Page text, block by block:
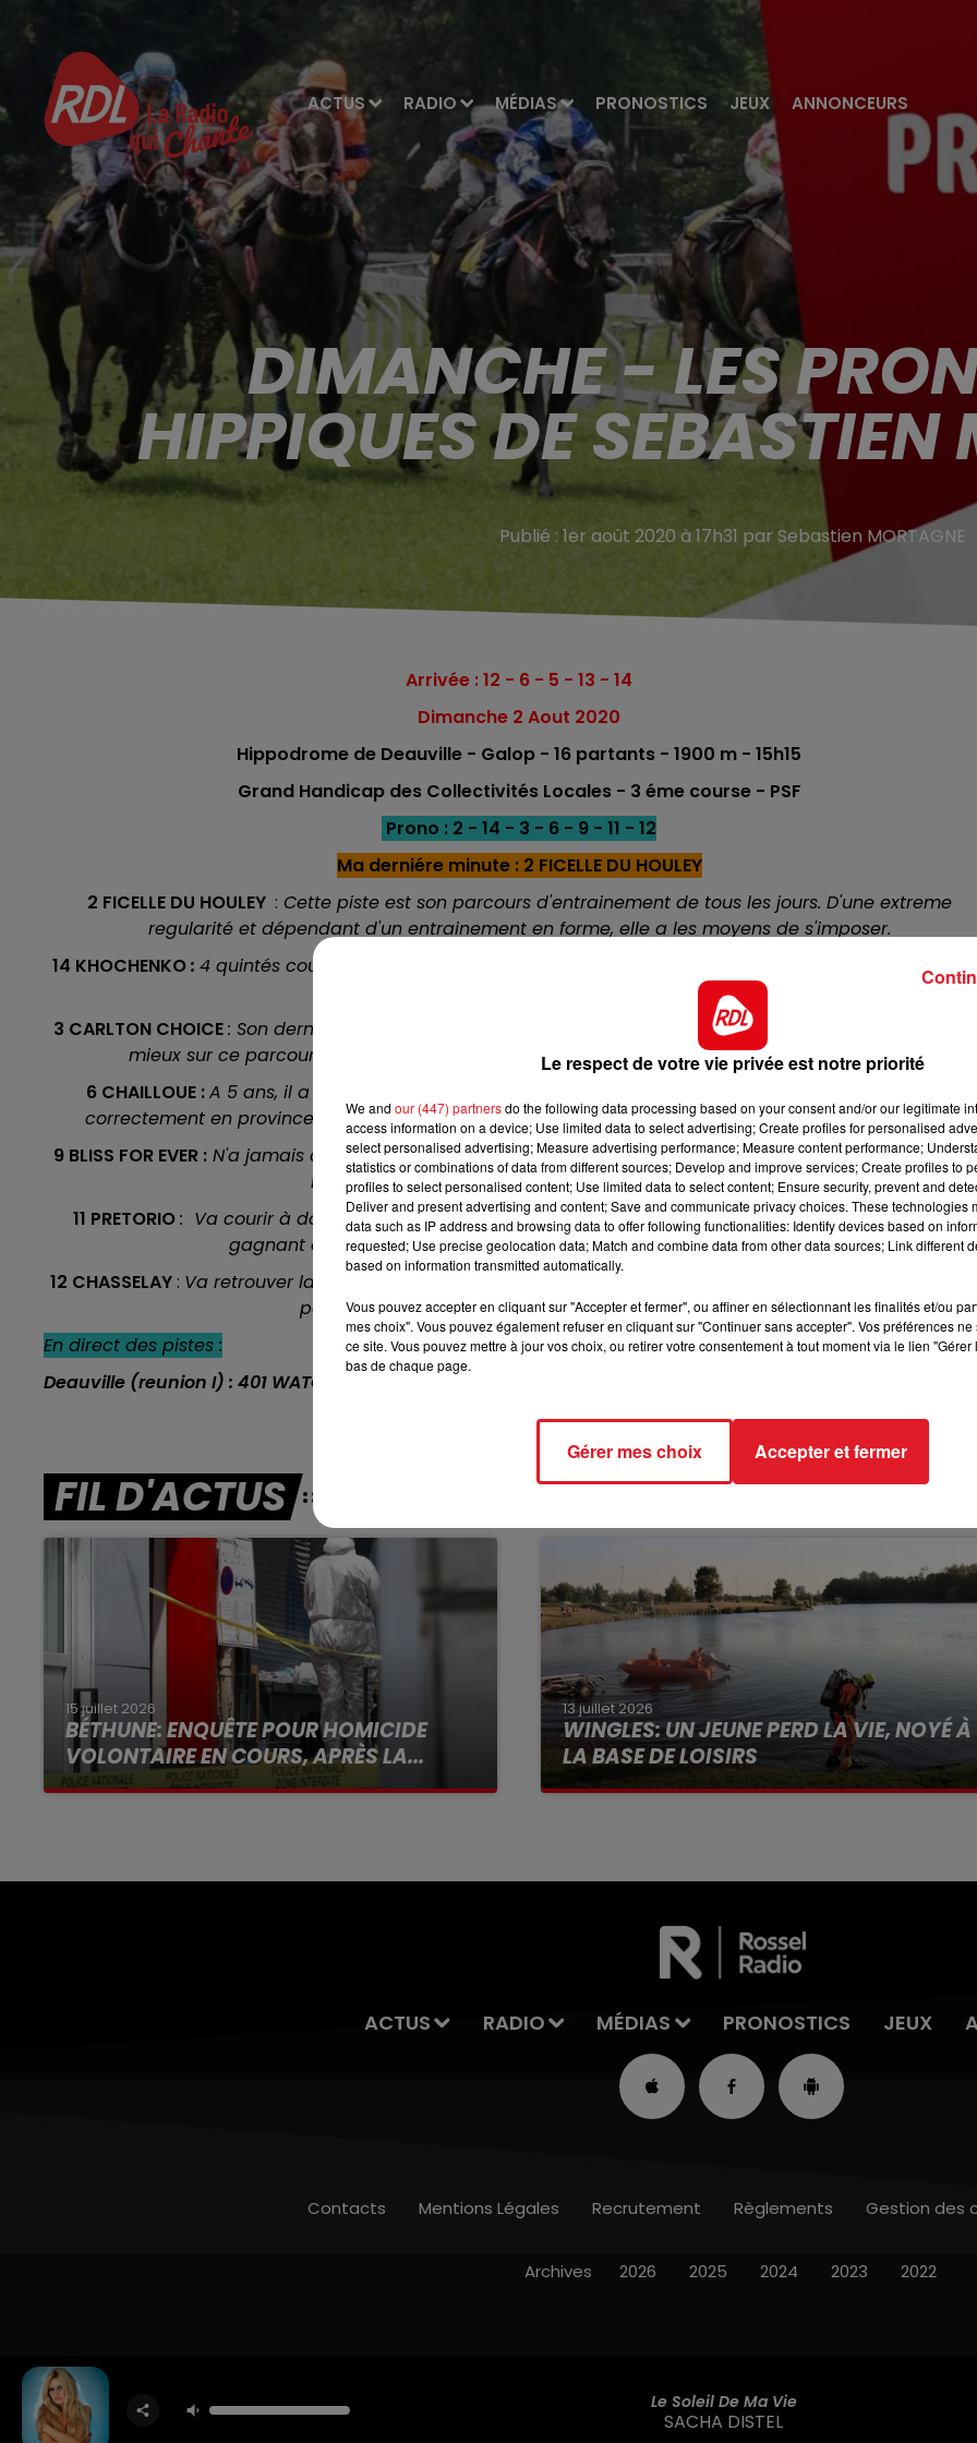
ACTUS RADIO MÉDIAS PRONOSTICS JEUX ANNONCEURS
LES APRÈS-MIDI QUI CHANTENT
16h00 - 19h00
LE JUKEBOX RDL
DIMANCHE - LES
HIPPIQUES DE SEBASTIEN
Publié : 1er août 2020 à 17h31 par Sebastien MORTAGNE
Arrivée : 12 - 6 - 5 - 13 - 14
Dimanche 2 Aout 2020
Hippodrome de Deauville - Galop - 16 partants - 1900 m - 15h15
Grand Handicap des Collectivités Locales - 3 éme course - PSF
Prono : 2 - 14 - 3 - 6 - 9 - 11 - 12
Ma derniére minute : 2 FICELLE DU HOULEY
2 FICELLE DU HOULEY : Cette piste est son parcours d'entrainement de tous les jours. D'une extreme
regularité et dépendant d'un entrainement en forme, elle a les moyens de s'imposer.
14 KHOCHENKO:4 quintés courus cette année, 4 fois à l'arrivée. Il est bien placé en bas de tableau, et fera
parti des favoris logique de cette épreuve.
3 CARLTON CHOICE: Son dernier quinté s'est couru en ligne droite, et il en a subi un echec. Sera beaucoup
mieux sur ce parcours sur lequel il a disputé plusieurs fois l'arrivée. A suivre en confiance.
6 CHAILLOUE :A 5 ans, il a encore peu couru, mais c'est souvent à bon escient. Aprés avoir travaillé
correctement en province dans des lots moins relevés, il arrive dans ce quinté avec des ambitions.
9 BLISS FOR EVER : N'a jamais depassé la 4 éme place depuis ses débuts. Pour son premier handicap, il
bien placé au poids. C'est une chance sérieuse.
11 PRETORIO: Va courir à domicile, ce qui sera un avantage, surtout qu'il a toujours fini dans le jumelé
gagnant en 5 tentatives. Il a le potentiel pour prendre un accessit.
12 CHASSELAY : Va retrouver la fibré qu'il apprécie. Depuis qu'il porte les o
peut l'inclure sur les tickets pour une 5 éme place.
En direct des pistes :
Deauville (reunion I) : 401 WATCH ME (1er)
FIL D'ACTUS
15 juillet 2026
BÉTHUNE: ENQUÊTE POUR HOMICIDE
VOLONTAIRE EN COURS, APRÈS LA...
Selon les premiers éléments, le logement
13 juillet 2026
WINGLES: UN JEUNE PERD LA VIE, NOYÉ À
LA BASE DE LOISIRS
La victime a coulé à pic
ACTUS RADIO MÉDIAS PRONOSTICS JEUX
Le Soleil De Ma Vie
SACHA DISTEL
Contacts Mentions Légales Recrutement Règlements Gestion des
Archives 2026 2025 2024 2023 2022
Le respect de votre vie privée est notre priorité
We and our (447) partnersdo the following data processing based on your consent and/or our legitimate
access information on a device; Use limited data to select advertising; Create profiles for personalised
select personalised advertising; Measure advertising performance; Measure content performance;
statistics or combinations of data from different sources; Develop and improve services; Create profiles to
profiles to select personalised content; Use limited data to select content; Ensure security, prevent and
Deliver and present advertising and content; Save and communicate privacy choices. These technologies
data such as IP address and browsing data to offer following functionalities: Identify devices based on
requested; Use precise geolocation data; Match and combine data from other data sources; Link different
based on information transmitted automatically.
Vous pouvez accepter en cliquant sur "Accepter et fermer", ou affiner en sélectionnant les finalités et/ou
mes choix". Vous pouvez également refuser en cliquant sur "Continuer sans accepter". Vos préférences
ce site. Vous pouvez mettre à jour vos choix, ou retirer votre consentement à tout moment via le lien
bas de chaque page.
Gérer mes choix Accepter et fermer